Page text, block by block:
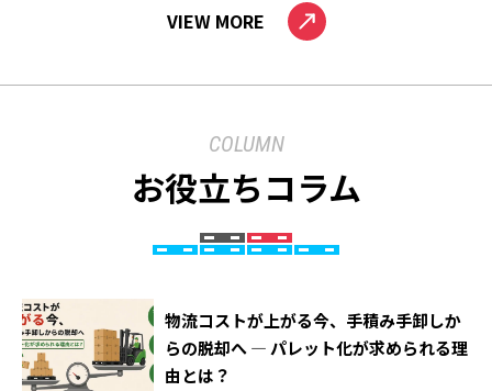
ビル3階）
TEL：（076）237-5480 FAX：（076）237-8615
VIEW MORE
COLUMN
お役立ちコラム
物流コストが上がる今、手積み手卸しか
らの脱却へ ― パレット化が求められる理
由とは？